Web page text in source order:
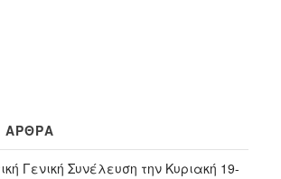
ΆΡΘΡΑ
Γενική Συνέλευση την Κυριακή 19-